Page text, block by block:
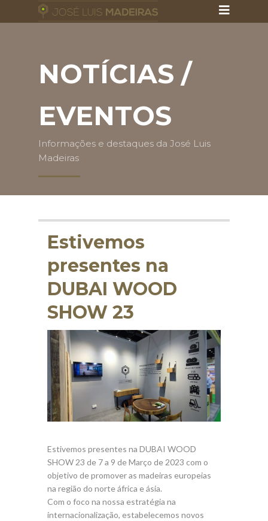
NOTÍCIAS /
EVENTOS
Informações e destaques da José Luis
Madeiras
Estivemos
presentes na
DUBAI WOOD
SHOW 23
Estivemos presentes na DUBAI WOOD
SHOW 23 de 7 a 9 de Março de 2023 com o
objetivo de promover as madeiras europeias
na região do norte áfrica e ásia.
Com o foco na nossa estratégia na
internacionalização, estabelecemos novos